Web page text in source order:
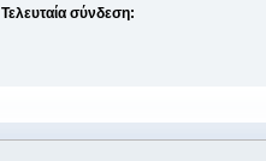
Τελευταία σύνδεση: